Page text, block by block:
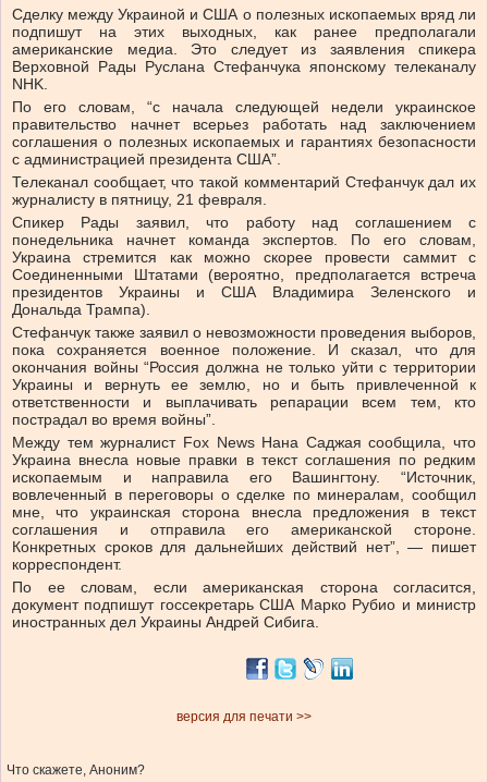
Сделку между Украиной и США о полезных ископаемых вряд ли
подпишут на этих выходных, как ранее предполагали
американские медиа. Это следует из заявления спикера
Верховной Рады Руслана Стефанчука японскому телеканалу
NHK.
По его словам, “с начала следующей недели украинское
правительство начнет всерьез работать над заключением
соглашения о полезных ископаемых и гарантиях безопасности
с администрацией президента США”.
Телеканал сообщает, что такой комментарий Стефанчук дал их
журналисту в пятницу, 21 февраля.
Спикер Рады заявил, что работу над соглашением с
понедельника начнет команда экспертов. По его словам,
Украина стремится как можно скорее провести саммит с
Соединенными Штатами (вероятно, предполагается встреча
президентов Украины и США Владимира Зеленского и
Дональда Трампа).
Стефанчук также заявил о невозможности проведения выборов,
пока сохраняется военное положение. И сказал, что для
окончания войны “Россия должна не только уйти с территории
Украины и вернуть ее землю, но и быть привлеченной к
ответственности и выплачивать репарации всем тем, кто
пострадал во время войны”.
Между тем журналист Fox News Нана Саджая сообщила, что
Украина внесла новые правки в текст соглашения по редким
ископаемым и направила его Вашингтону. “Источник,
вовлеченный в переговоры о сделке по минералам, сообщил
мне, что украинская сторона внесла предложения в текст
соглашения и отправила его американской стороне.
Конкретных сроков для дальнейших действий нет”, — пишет
корреспондент.
По ее словам, если американская сторона согласится,
документ подпишут госсекретарь США Марко Рубио и министр
иностранных дел Украины Андрей Сибига.
версия для печати >>
Что скажете, Аноним?